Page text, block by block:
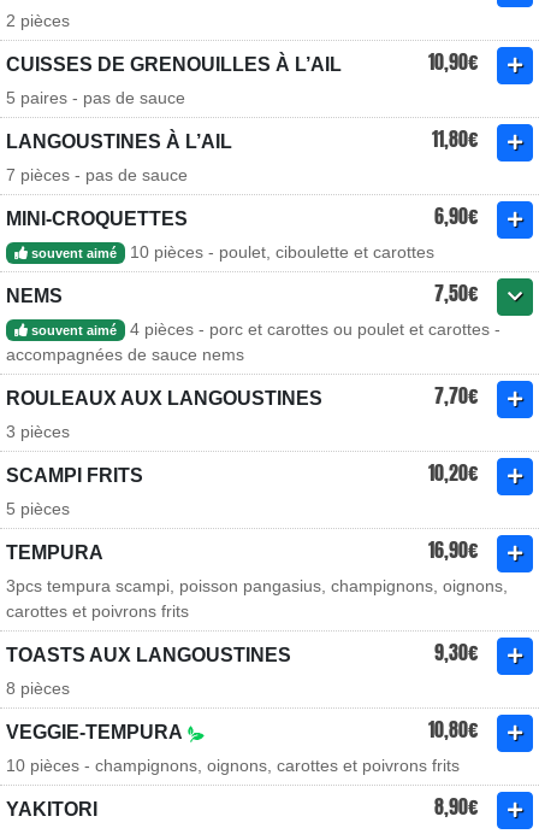
2 pièces
CUISSES DE GRENOUILLES À L’AIL 10,90€
5 paires - pas de sauce
LANGOUSTINES À L’AIL 11,80€
7 pièces - pas de sauce
MINI-CROQUETTES 6,90€
souvent aimé 10 pièces - poulet, ciboulette et carottes
NEMS 7,50€
souvent aimé
4 pièces - porc et carottes ou poulet et carottes -
accompagnées de sauce nems
ROULEAUX AUX LANGOUSTINES 7,70€
3 pièces
SCAMPI FRITS 10,20€
5 pièces
TEMPURA 16,90€
3pcs tempura scampi, poisson pangasius, champignons, oignons,
carottes et poivrons frits
TOASTS AUX LANGOUSTINES 9,30€
8 pièces
VEGGIE-TEMPURA 10,80€
10 pièces - champignons, oignons, carottes et poivrons frits
YAKITORI 8,90€